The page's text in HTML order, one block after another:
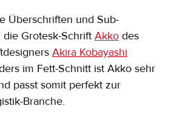
Überschriften und Sub-
Grotesk-Schrift Akko des
Akira Kobayashi
im Fett-Schnitt ist Akko sehr
passt somit perfekt zur
Branche.